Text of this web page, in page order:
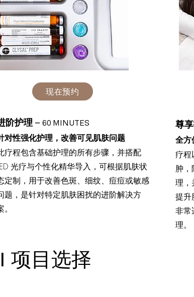
现在预约
阶护理 – 60 MINUTES
对性强化护理，改善可见肌肤问题
疗程包含基础护理的所有步骤，并搭配
光疗与个性化精华导入，可根据肌肤状
定制，用于改善色斑、细纹、痘痘或敏感
题，是针对特定肌肤困扰的进阶解决方
尊
全方
疗程
肿，
理，
提升
非常
理。
目选择